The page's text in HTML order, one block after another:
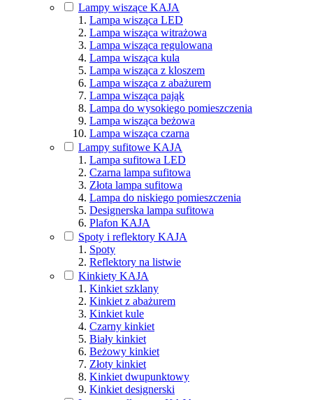
Lampy wiszące KAJA
Lampa wisząca LED
Lampa wisząca witrażowa
Lampa wisząca regulowana
Lampa wisząca kula
Lampa wisząca z kloszem
Lampa wisząca z abażurem
Lampa wisząca pająk
Lampa do wysokiego pomieszczenia
Lampa wisząca beżowa
Lampa wisząca czarna
Lampy sufitowe KAJA
Lampa sufitowa LED
Czarna lampa sufitowa
Złota lampa sufitowa
Lampa do niskiego pomieszczenia
Designerska lampa sufitowa
Plafon KAJA
Spoty i reflektory KAJA
Spoty
Reflektory na listwie
Kinkiety KAJA
Kinkiet szklany
Kinkiet z abażurem
Kinkiet kule
Czarny kinkiet
Biały kinkiet
Beżowy kinkiet
Złoty kinkiet
Kinkiet dwupunktowy
Kinkiet designerski